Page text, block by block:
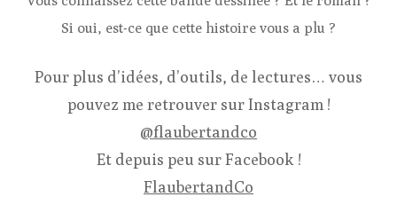
Si oui, est-ce que cette histoire vous a plu ?
Pour plus d’idées, d’outils, de lectures… vous
pouvez me retrouver sur Instagram !
@flaubertandco
Et depuis peu sur Facebook !
FlaubertandCo